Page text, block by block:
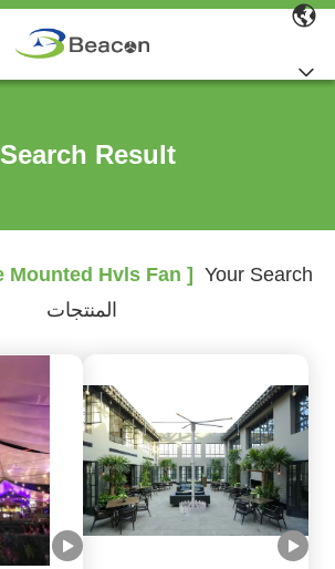
Search Result
Your Search
[ Pole Mounted Hvls Fan ]
المنتجات